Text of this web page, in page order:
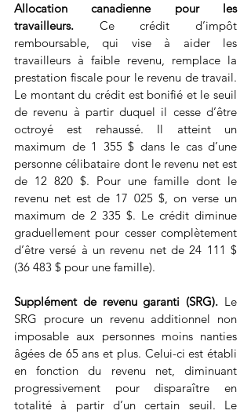
Allocation canadienne pour les
travailleurs. Ce crédit d’impôt
remboursable, qui vise à aider les
travailleurs à faible revenu, remplace la
prestation fiscale pour le revenu de travail.
Le montant du crédit est bonifié et le seuil
de revenu à partir duquel il cesse d’être
octroyé est rehaussé. Il atteint un
maximum de 1 355 $ dans le cas d’une
personne célibataire dont le revenu net est
de 12 820 $. Pour une famille dont le
revenu net est de 17 025 $, on verse un
maximum de 2 335 $. Le crédit diminue
graduellement pour cesser complètement
d’être versé à un revenu net de 24 111 $
(36 483 $ pour une famille).
Supplément de revenu garanti (SRG). Le
SRG procure un revenu additionnel non
imposable aux personnes moins nanties
âgées de 65 ans et plus. Celui-ci est établi
en fonction du revenu net, diminuant
progressivement pour disparaître en
totalité à partir d’un certain seuil. Le